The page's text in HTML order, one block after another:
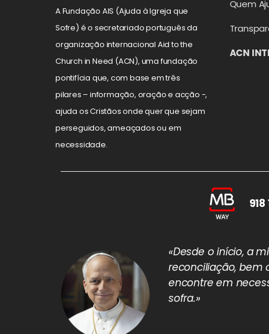
A Fundação AIS (Ajuda à Igreja que
Sofre) é o secretariado português da
organização internacional Aid to the
Church in Need (ACN), uma fundação
pontifícia que, com base em três
pilares – informação, oração e acção -,
ajuda os Cristãos onde quer que sejam
perseguidos, ameaçados ou em
necessidade.
Quem
ACN
«Desde o início, a
reconciliação, bem
encontre em
sofra.»